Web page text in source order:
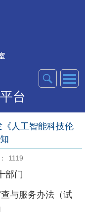
台
人工智能科技伦
1119
部门
与服务办法（试